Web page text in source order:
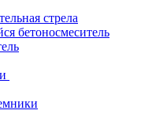
стрела
бетоносмеситель